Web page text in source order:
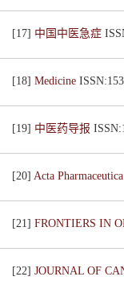
[17] 中国中医急症
[18] Medicine
[19] 中医药导报
[20] Acta
[21] FRONTIERS IN
[22] JOURNAL OF